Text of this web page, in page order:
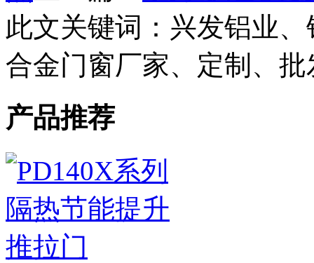
此文关键词： 兴发铝业
合金门窗厂家、定制、
产品推荐